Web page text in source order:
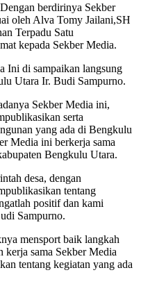
berdirinya Sekber
oleh Alva Tomy Jailani,SH
Terpadu Satu
kepada Sekber Media.
Ini di sampaikan langsung
Utara Ir. Budi Sampurno.
Sekber Media ini,
serta
yang ada di Bengkulu
Media ini berkerja sama
Bengkulu Utara.
desa, dengan
tentang
positif dan kami
Sampurno.
mensport baik langkah
kerja sama Sekber Media
tentang kegiatan yang ada